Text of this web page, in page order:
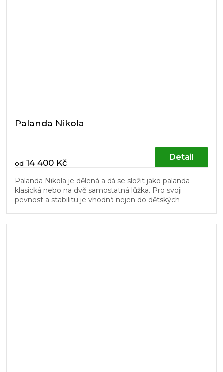
Palanda Nikola
od 14 400 Kč
Detail
Palanda Nikola je dělená a dá se složit jako palanda
klasická nebo na dvě samostatná lůžka. Pro svoji
pevnost a stabilitu je vhodná nejen do dětských